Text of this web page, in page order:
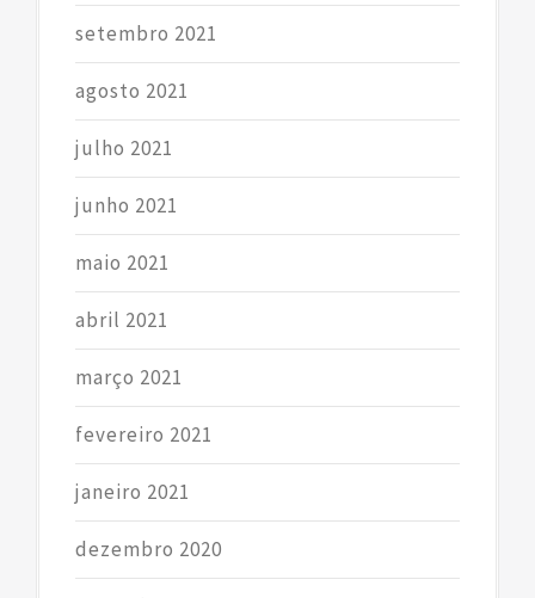
setembro 2021
agosto 2021
julho 2021
junho 2021
maio 2021
abril 2021
março 2021
fevereiro 2021
janeiro 2021
dezembro 2020